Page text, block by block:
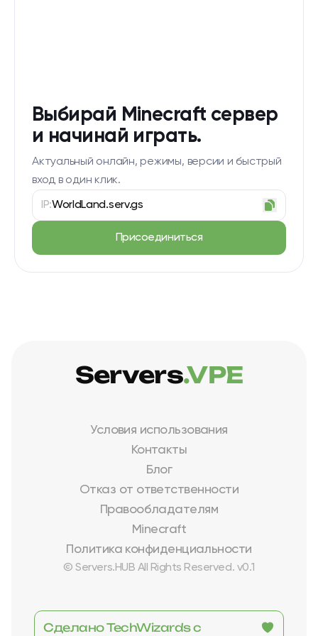
Выбирай Minecraft сервер
и начинай играть.
Актуальный онлайн, режимы, версии и быстрый
вход в один клик.
IP:WorldLand.serv.gs
Присоединиться
Условия использования
Контакты
Блог
Отказ от ответственности
Правообладателям
Minecraft
Политика конфиденциальности
© Servers.HUB All Rights Reserved. v0.1
Servers.VPE
Сделано TechWizards с